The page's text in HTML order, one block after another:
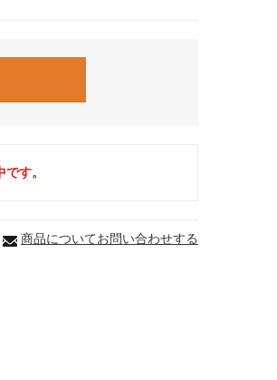
す。
商品についてお問い合わせする